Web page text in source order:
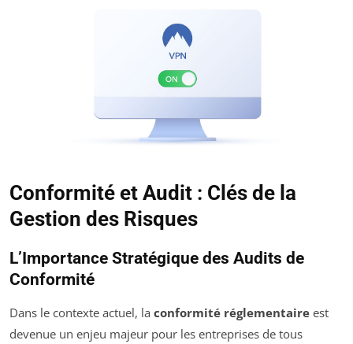
Conformité et Audit : Clés de la
Gestion des Risques
L’Importance Stratégique des Audits de
Conformité
Dans le contexte actuel, la conformité réglementaire est
devenue un enjeu majeur pour les entreprises de tous